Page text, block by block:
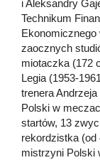
i Aleksandry
Technikum
zaocznych
miotaczka (172
Legia (1953-
trenera
Polski w
startów, 13
rekordzistka (od
mistrzyni Polski